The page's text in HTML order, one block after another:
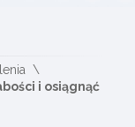
i osiągnąć